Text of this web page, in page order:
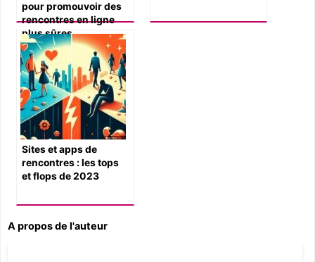
pour promouvoir des
rencontres en ligne
plus sûres
Sites et apps de
rencontres : les tops
et flops de 2023
A propos de l'auteur